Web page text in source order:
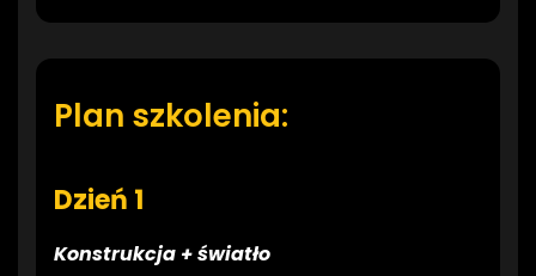
Plan szkolenia:
Dzień 1
Konstrukcja + światło